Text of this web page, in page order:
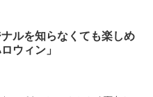
ルを知らなくても楽しめ
ウィン」